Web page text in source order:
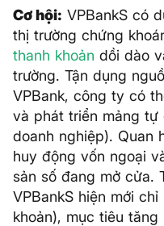
Cơ hội: VPBankS có
thị trường chứng
thanh khoản dồi dào
trường. Tận dụng
VPBank, công ty có
và phát triển mảng tự
doanh nghiệp). Quan
huy động vốn ngoại
sản số đang mở cửa.
VPBankS hiện mới
khoản), mục tiêu